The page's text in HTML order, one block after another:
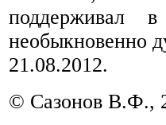
поддерживал
необыкновенно
21.08.2012.
© Сазонов В.Ф.,